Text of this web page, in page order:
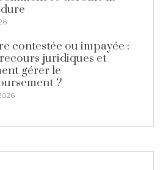
contestée ou impayée :
juridiques et
gérer le
?